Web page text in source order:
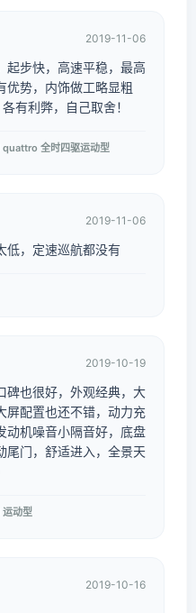
2019-11-06
起步快，高速平稳，最高
优势，内饰做工略显粗
有利弊，自己取舍！
全时四驱运动型
2019-11-06
低，定速巡航都没有
2019-10-19
碑也很好，外观经典，大
屏配置也还不错，动力充
动机噪音小隔音好，底盘
尾门，舒适进入，全景天
动型
2019-10-16